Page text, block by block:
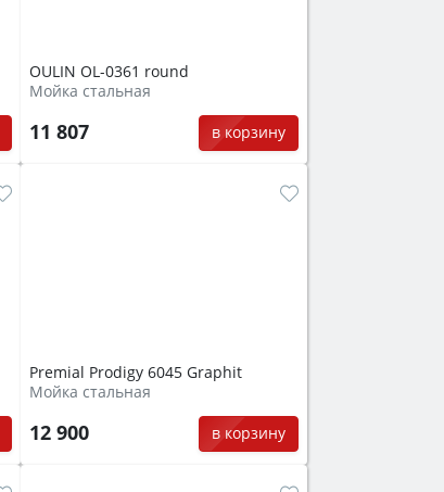
OULIN OL-0361 round
Мойка стальная
11 807 в корзину
Premial Prodigy 6045 Graphit
Мойка стальная
12 900 в корзину